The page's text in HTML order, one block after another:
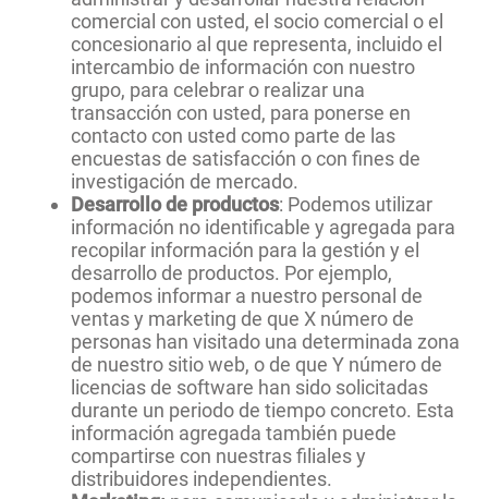
comercial con usted, el socio comercial o el
concesionario al que representa, incluido el
intercambio de información con nuestro
grupo, para celebrar o realizar una
transacción con usted, para ponerse en
contacto con usted como parte de las
encuestas de satisfacción o con fines de
investigación de mercado.
Desarrollo de productos: Podemos utilizar
información no identificable y agregada para
recopilar información para la gestión y el
desarrollo de productos. Por ejemplo,
podemos informar a nuestro personal de
ventas y marketing de que X número de
personas han visitado una determinada zona
de nuestro sitio web, o de que Y número de
licencias de software han sido solicitadas
durante un periodo de tiempo concreto. Esta
información agregada también puede
compartirse con nuestras filiales y
distribuidores independientes.